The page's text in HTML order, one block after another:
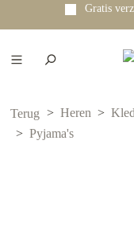
hoofdinhoud
Gratis
Terug Heren
Pyjama's